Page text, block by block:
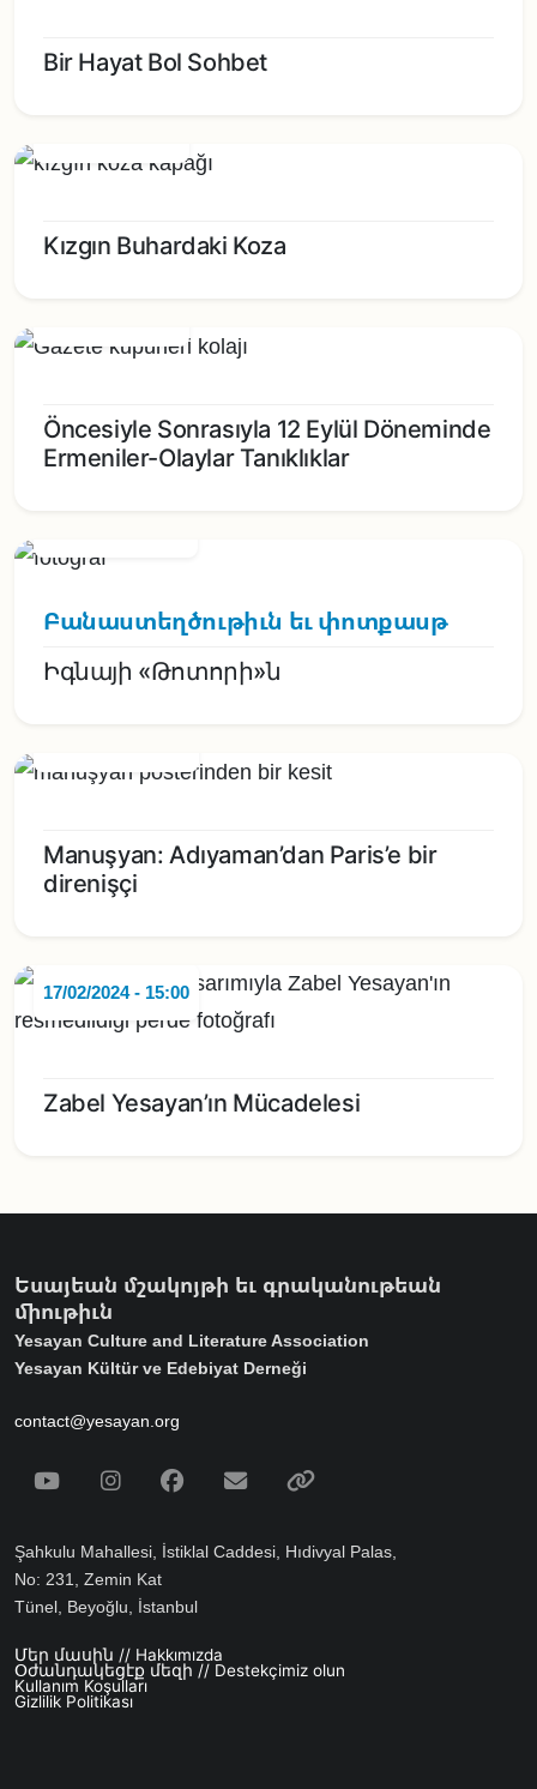
Bir Hayat Bol Sohbet
Kızgın Buhardaki Koza
Öncesiyle Sonrasıyla 12 Eylül Döneminde
Ermeniler-Olaylar Tanıklıklar
Բանաստեղծութիւն եւ փոտքասթ
Իգնայի «Թոտորի»ն
Manuşyan: Adıyaman’dan Paris’e bir
direnişçi
17/02/2024 - 15:00
Zabel Yesayan’ın Mücadelesi
Եսայեան մշակոյթի եւ գրականութեան
միութիւն
Yesayan Culture and Literature Association
Yesayan Kültür ve Edebiyat Derneği
contact@yesayan.org
Social Media
YoutubeInstagramFacebook
Email
Şahkulu Mahallesi, İstiklal Caddesi, Hıdivyal Palas,
No: 231, Zemin Kat
Tünel, Beyoğlu, İstanbul
Footer menu
Մեր մասին // Hakkımızda
Օժանդակեցէք մեզի // Destekçimiz olun
Kullanım Koşulları
Gizlilik Politikası